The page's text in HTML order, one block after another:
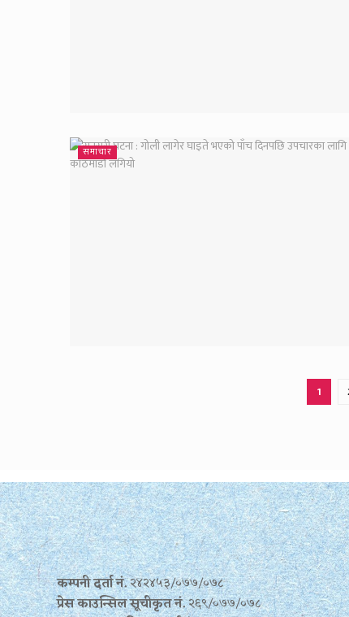
समाचार
1
कम्पनी दर्ता नं.२४२४५३/०७७/०७८
प्रेस काउन्सिल सूचीकृत नं.२६९/०७७/०७८